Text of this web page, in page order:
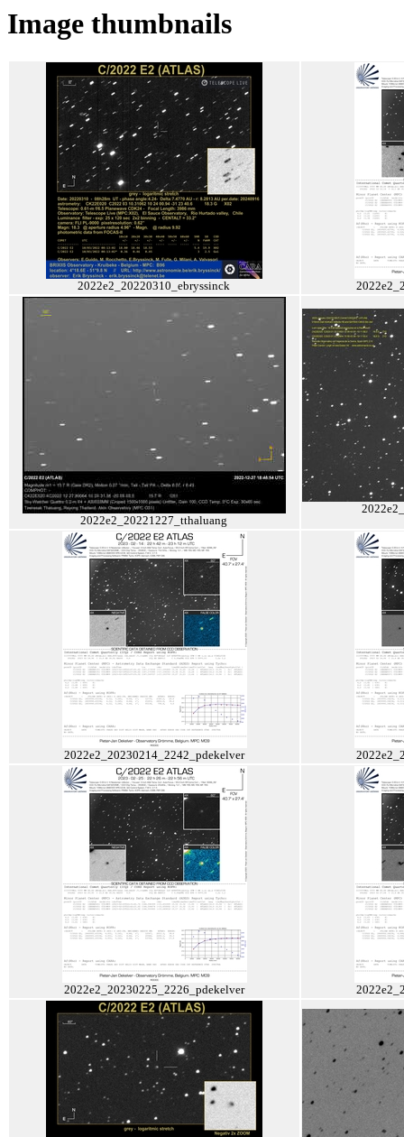
Image thumbnails
2022e2_20220310_ebryssinck
2022e2_20221227_tthaluang
2022e2_20230214_2242_pdekelver
2022e2_20230225_2226_pdekelver